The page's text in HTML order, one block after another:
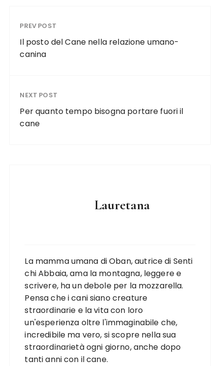
PREV POST
Il posto del Cane nella relazione umano-
canina
NEXT POST
Per quanto tempo bisogna portare fuori il
cane
Lauretana
La mamma umana di Oban, autrice di Senti
chi Abbaia, ama la montagna, leggere e
scrivere, ha un debole per la mozzarella.
Pensa che i cani siano creature
straordinarie e la vita con loro
un'esperienza oltre l'immaginabile che,
incredibile ma vero, si scopre nella sua
straordinarietà ogni giorno, anche dopo
tanti anni con il cane.